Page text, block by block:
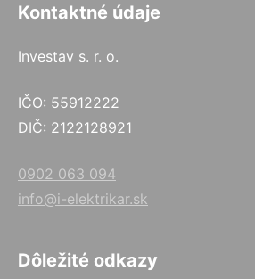
Kontaktné údaje
Investav s. r. o.
IČO: 55912222
DIČ: 2122128921
0902 063 094
info@i-elektrikar.sk
Dôležité odkazy